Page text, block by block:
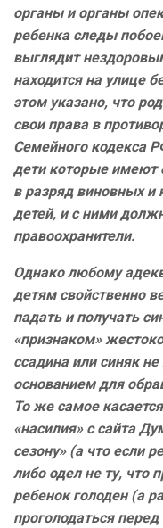
органы и органы
ребенка следы
выглядит
находится на улице
этом указано, что
свои права в
Семейного кодекса
дети которые имеют
в разряд виновных
детей, и с ними
правоохранители.
Однако любому
детям свойственно
падать и получать
«признаком»
ссадина или синяк
основанием для
То же самое
«насилия» с сайта
сезону» (а что если
либо одел не ту, что
ребенок голоден (а
проголодаться